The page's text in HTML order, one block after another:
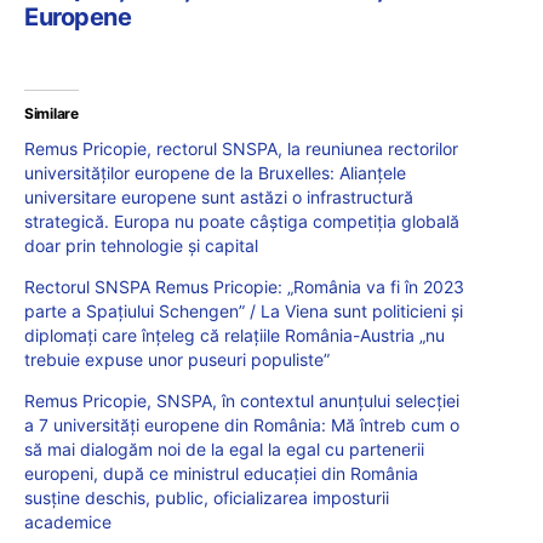
Europene
Similare
Remus Pricopie, rectorul SNSPA, la reuniunea rectorilor
universităților europene de la Bruxelles: Alianțele
universitare europene sunt astăzi o infrastructură
strategică. Europa nu poate câștiga competiția globală
doar prin tehnologie și capital
Rectorul SNSPA Remus Pricopie: „România va fi în 2023
parte a Spațiului Schengen” / La Viena sunt politicieni și
diplomați care înțeleg că relațiile România-Austria „nu
trebuie expuse unor puseuri populiste”
Remus Pricopie, SNSPA, în contextul anunțului selecției
a 7 universități europene din România: Mă întreb cum o
să mai dialogăm noi de la egal la egal cu partenerii
europeni, după ce ministrul educației din România
susține deschis, public, oficializarea imposturii
academice